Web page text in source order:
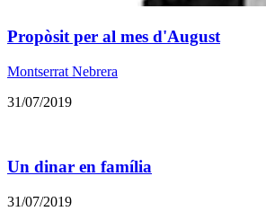
Propòsit per al mes d'August
Montserrat Nebrera
31/07/2019
Un dinar en família
31/07/2019